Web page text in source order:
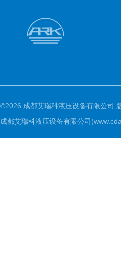
©2026 成都艾瑞科液压设备有限公司
成都艾瑞科液压设备有限公司